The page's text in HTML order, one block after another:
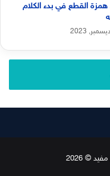
القطع في بدء الكلام
© 2026